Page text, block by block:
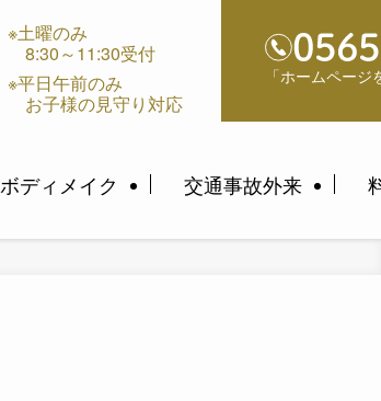
※土曜のみ
8:30～11:30受付
※平日午前のみ
お子様の見守り対応
「ホームペー
ボディメイク 交通事故外来